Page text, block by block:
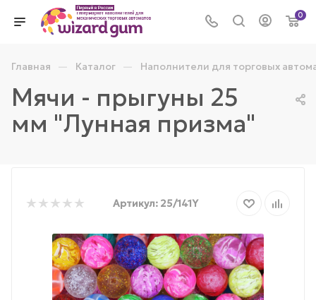
0
Главная — Каталог — Наполнители для торговых
Мячи - прыгуны 25
мм "Лунная призма"
Артикул: 25/141Y